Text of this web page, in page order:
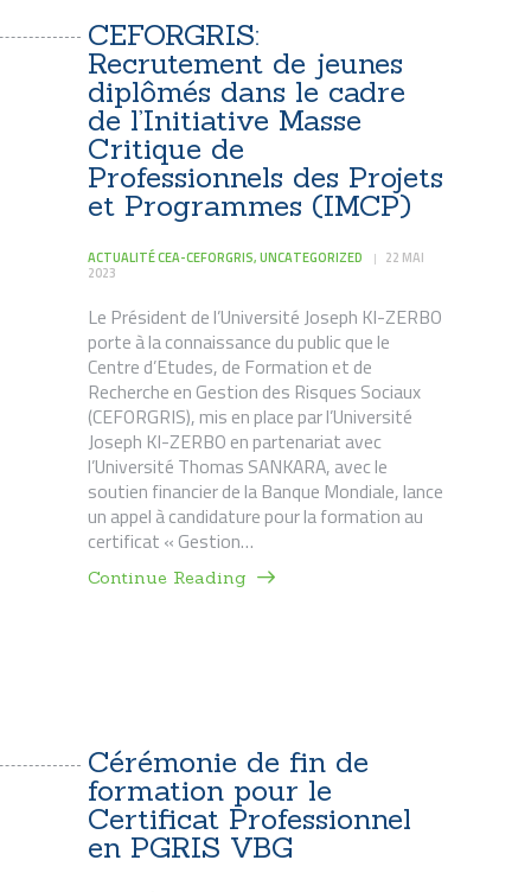
CEFORGRIS:
Recrutement de jeunes
diplômés dans le cadre
de l’Initiative Masse
Critique de
Professionnels des Projets
et Programmes (IMCP)
ACTUALITÉ CEA-CEFORGRIS,UNCATEGORIZED
22 MAI
2023
Le Président de l’Université Joseph KI-ZERBO
porte à la connaissance du public que le
Centre d’Etudes, de Formation et de
Recherche en Gestion des Risques Sociaux
(CEFORGRIS), mis en place par l’Université
Joseph KI-ZERBO en partenariat avec
l’Université Thomas SANKARA, avec le
soutien financier de la Banque Mondiale, lance
un appel à candidature pour la formation au
certificat « Gestion…
Continue Reading
Cérémonie de fin de
formation pour le
Certificat Professionnel
en PGRIS VBG